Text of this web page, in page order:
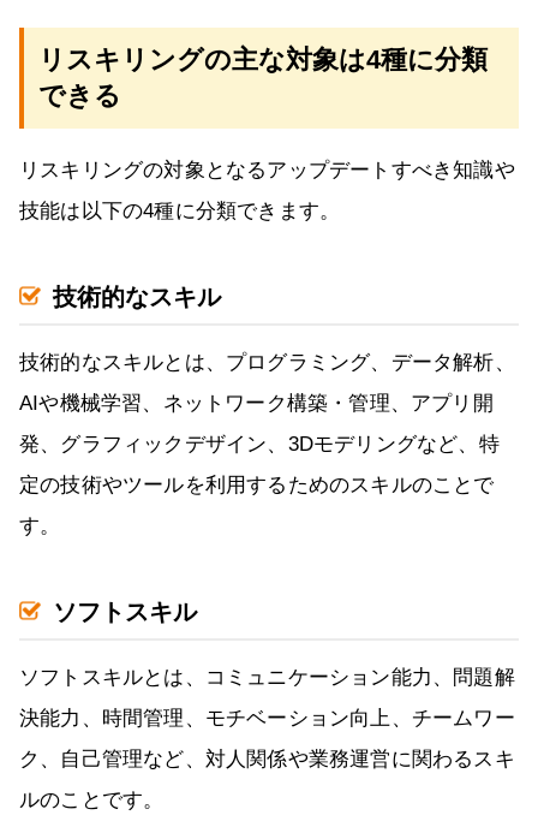
リスキリングの主な対象は4種に分類
できる
リスキリングの対象となるアップデートすべき知識や
技能は以下の4種に分類できます。
技術的なスキル
技術的なスキルとは、プログラミング、データ解析、
AIや機械学習、ネットワーク構築・管理、アプリ開
発、グラフィックデザイン、3Dモデリングなど、特
定の技術やツールを利用するためのスキルのことで
す。
ソフトスキル
ソフトスキルとは、コミュニケーション能力、問題解
決能力、時間管理、モチベーション向上、チームワー
ク、自己管理など、対人関係や業務運営に関わるスキ
ルのことです。